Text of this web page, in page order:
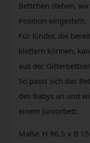
Bettchen stehen,
Position eingestellt.
Für Kinder, die
klettern können,
aus der
So passt sich das
des Babys an und
einem Juniorbett.
Maße: H 96,5 x B